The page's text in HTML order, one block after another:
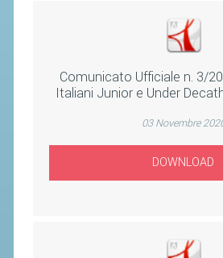
Comunicato Ufficiale n. 3/
Italiani Junior e Under
03 Novembre
DOWNLOAD
TESSERAMENTO
AFFILIAZIONE
QUOTE E
CONVENZIONI
MODULI